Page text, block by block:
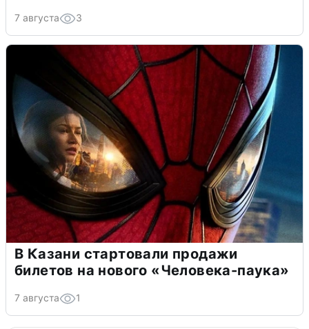
7 августа 3
В Казани стартовали продажи
билетов на нового «Человека-паука»
7 августа 1